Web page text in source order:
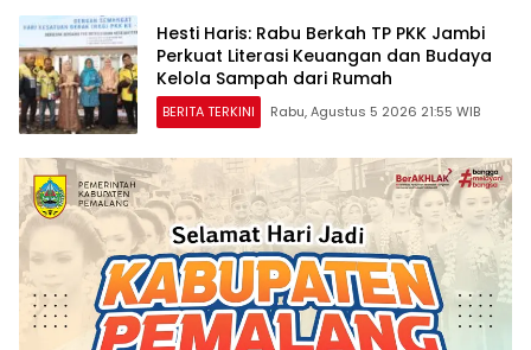
Hesti Haris: Rabu Berkah TP PKK Jambi
Perkuat Literasi Keuangan dan Budaya
Kelola Sampah dari Rumah
BERITA TERKINI Rabu, Agustus 5 2026 21:55 WIB